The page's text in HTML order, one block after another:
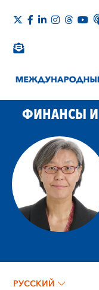
ФИНАНСЫ И
Эрико Того
РУССКИЙ